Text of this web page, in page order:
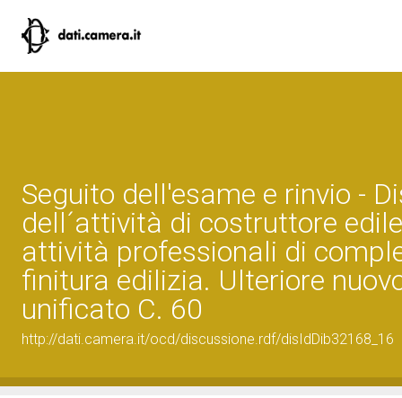
Seguito dell'esame e rinvio -
dell´attività di costruttore
attività professionali di
finitura edilizia. Ulteriore
unificato C. 60
http://dati.camera.it/ocd/discussione.rdf/disIdDib32168_16